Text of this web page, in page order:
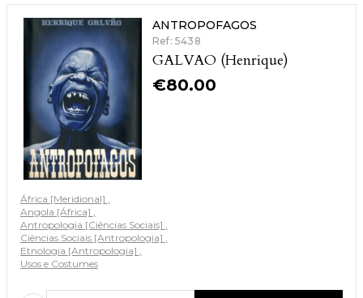
ANTROPOFAGOS
Ref: 5438
GALVAO (Henrique)
€80.00
África [Meridional]
Angola [África]
Antropologia [Ciências Sociais]
Ciências Sociais [Antropologia]
Etnologia [Antropologia]
Usos e Costumes